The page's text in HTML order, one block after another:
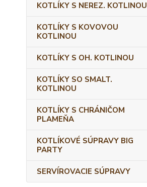
KOTLÍKY S NEREZ. KOTLINOU
KOTLÍKY S KOVOVOU
KOTLINOU
KOTLÍKY S OH. KOTLINOU
KOTLÍKY SO SMALT.
KOTLINOU
KOTLÍKY S CHRÁNIČOM
PLAMEŇA
KOTLÍKOVÉ SÚPRAVY BIG
PARTY
SERVÍROVACIE SÚPRAVY